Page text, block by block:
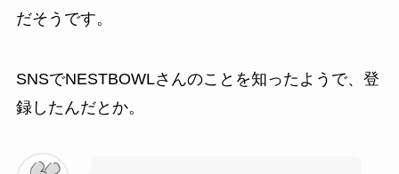
だそうです。
SNSでNESTBOWLさんのことを知ったようで、登
録したんだとか。